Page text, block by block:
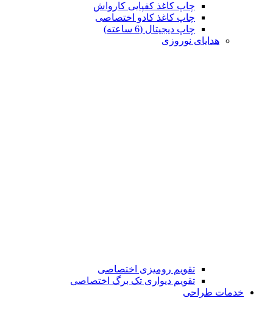
چاپ کاغذ کفپایی کارواش
چاپ کاغذ کادو اختصاصی
چاپ دیجیتال (6 ساعته)
هدایای نوروزی
تقویم رومیزی اختصاصی
تقویم دیواری تک برگ اختصاصی
خدمات طراحی